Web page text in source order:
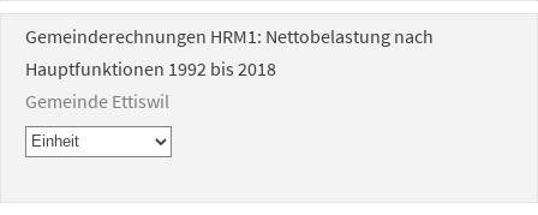
Gemeinderechnungen HRM1: Nettobelastung nach
Hauptfunktionen 1992 bis 2018
Gemeinde Ettiswil